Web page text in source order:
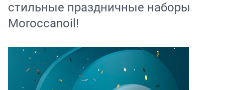
стильные праздничные наборы
Moroccanoil!